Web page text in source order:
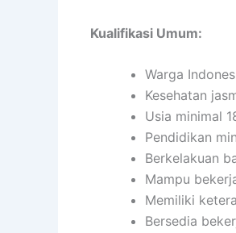
Kualifikasi Umum:
Warga
Kesehatan
Usia minimal
Pendidikan
Berkelakuan
Mampu
Memiliki
Bersedia